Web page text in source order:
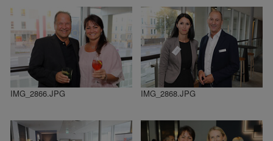
IMG_2866.JPG IMG_2868.JPG